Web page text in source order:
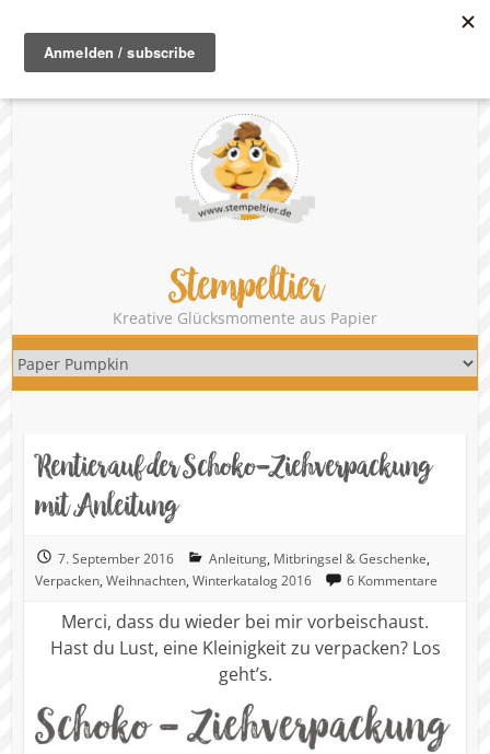
unabhängige Stampin‘ Up!
Stempeltier
Kreative Glücksmomente aus Papier
Rentier auf der Schoko-Ziehverpackung
mit Anleitung
7. September 2016 Anleitung, Mitbringsel & Geschenke,
Verpacken, Weihnachten, Winterkatalog 2016 6 Kommentare
Merci, dass du wieder bei mir vorbeischaust.
Hast du Lust, eine Kleinigkeit zu verpacken? Los
geht’s.